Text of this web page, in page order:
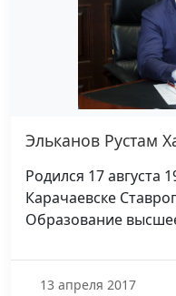
Эльканов Рустам
Родился 17 августа
Карачаевске
Образование
13 апреля 2017